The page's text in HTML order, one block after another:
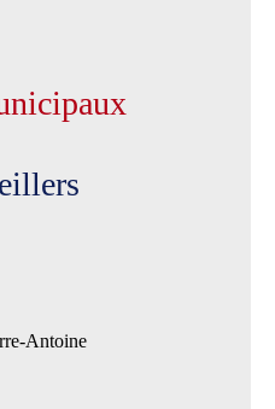
Antoine